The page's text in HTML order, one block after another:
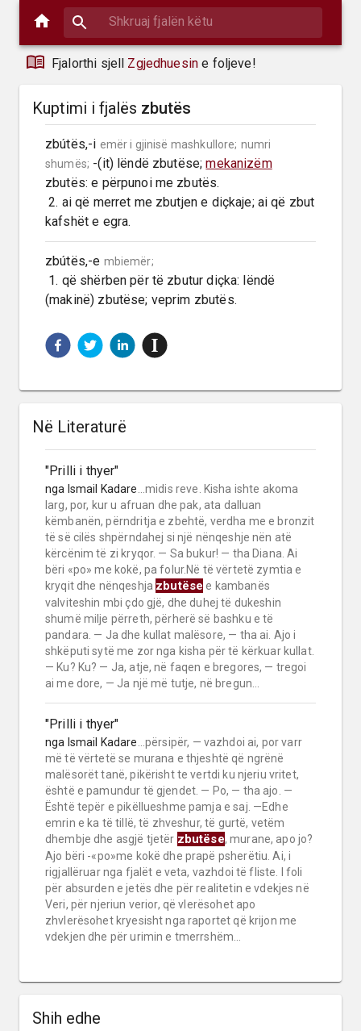
Fjalorthi sjell Zgjedhuesin e foljeve!
Kuptimi i fjalës zbutës
zbútës,-i emër i gjinisë mashkullore; numri
shumës; -(it) lëndë zbutëse; mekanizëm
zbutës: e përpunoi me zbutës.
2. ai që merret me zbutjen e diçkaje; ai që zbut
kafshët e egra.
zbútës,-e mbiemër;
(makinë) zbutëse; veprim zbutës.
Në Literaturë
"Prilli i thyer"
nga Ismail Kadare ...midis reve. Kisha ishte akoma
larg, por, kur u afruan dhe pak, ata dalluan
këmbanën, përndritja e zbehtë, verdha me e bronzit
të së cilës shpërndahej si një nënqeshje nën atë
kërcënim të zi kryqor. — Sa bukur! — tha Diana. Ai
bëri «po» me kokë, pa folur.Në të vërtetë zymtia e
kryqit dhe nënqeshja zbutëse e kambanës
valviteshin mbi çdo gjë, dhe duhej të dukeshin
shumë milje përreth, përherë së bashku e të
pandara. — Ja dhe kullat malësore, — tha ai. Ajo i
shkëputi sytë me zor nga kisha për të kërkuar kullat.
— Ku? Ku? — Ja, atje, në faqen e bregores, — tregoi
ai me dore, — Ja një më tutje, në bregun...
"Prilli i thyer"
nga Ismail Kadare ...përsipër, — vazhdoi ai, por varr
më të vërtetë se murana e thjeshtë që ngrënë
malësorët tanë, pikërisht te vertdi ku njeriu vritet,
është e pamundur të gjendet. — Po, — tha ajo. —
Është tepër e pikëllueshme pamja e saj. —Edhe
emrin e ka të tillë, të zhveshur, të gurtë, vetëm
dhembje dhe asgjë tjetër zbutëse, murane, apo jo?
Ajo bëri -«po»me kokë dhe prapë psherëtiu. Ai, i
rigjallëruar nga fjalët e veta, vazhdoi të fliste. I foli
për absurden e jetës dhe për realitetin e vdekjes në
Veri, për njeriun verior, që vlerësohet apo
zhvlerësohet kryesisht nga raportet që krijon me
vdekjen dhe për urimin e tmerrshëm...
Shih edhe